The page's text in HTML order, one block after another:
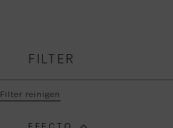
FILTER
Filter reinigen